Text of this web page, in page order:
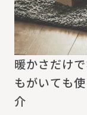
暖かさだけ
もがいても
介